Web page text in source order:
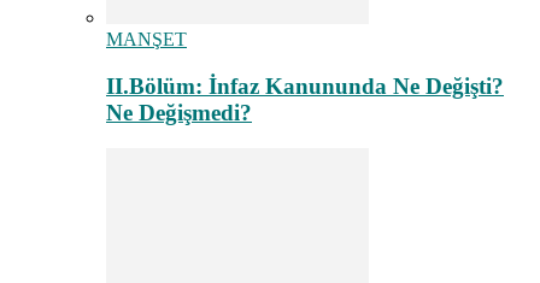
MANŞET
II.Bölüm: İnfaz Kanununda Ne Değişti?
Ne Değişmedi?